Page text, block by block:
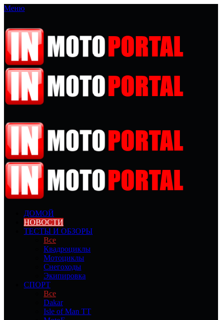
Меню
ДОМОЙ
НОВОСТИ
ТЕСТЫ И ОБЗОРЫ
Все
Квадроциклы
Мотоциклы
Снегоходы
Экипировка
СПОРТ
Все
Dakar
Isle of Man TT